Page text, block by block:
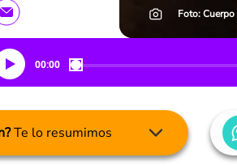
Foto:
00:00
Te lo resumimos